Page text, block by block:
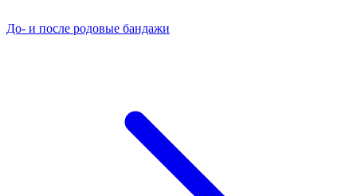
До- и после родовые бандажи